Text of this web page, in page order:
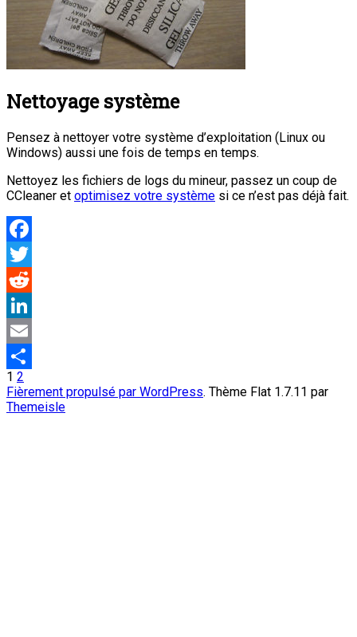
Nettoyage système
Pensez à nettoyer votre système d’exploitation (Linux ou
Windows) aussi une fois de temps en temps.
Nettoyez les fichiers de logs du mineur, passez un coup de
CCleaner et optimisez votre système si ce n’est pas déjà fait.
Facebook
Twitter
Reddit
LinkedIn
Email
Partager
Pagination
des
1 2
Fièrement propulsé par WordPress. Thème Flat 1.7.11 par
Themeisle